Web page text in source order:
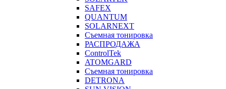
SAFEX
QUANTUM
SOLARNEXT
Съемная тонировка
РАСПРОДАЖА
ControlTek
ATOMGARD
Съемная тонировка
DETRONA